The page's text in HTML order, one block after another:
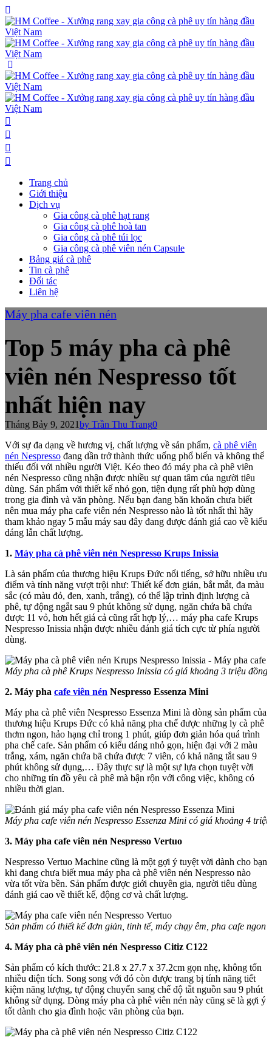
Trang chủ
Giới thiệu
Dịch vụ
Gia công cà phê hạt rang
Gia công cà phê hoà tan
Gia công cà phê túi lọc
Gia công cà phê viên nén Capsule
Bảng giá cà phê
Tin cà phê
Đối tác
Liên hệ
Máy pha cafe viên nén
Top 5 máy pha cà phê
viên nén Nespresso tốt
nhất hiện nay
Tháng Bảy 9, 2021by Trần Thu Trang0
Với sự đa dạng về hương vị, chất lượng về sản phẩm, cà phê viên
nén Nespresso đang dần trở thành thức uống phổ biến và không thể
thiếu đối với nhiều người Việt. Kéo theo đó máy pha cà phê viên
nén Nespresso cũng nhận được nhiều sự quan tâm của người tiêu
dùng. Sản phẩm với thiết kế nhỏ gọn, tiện dụng rất phù hợp dùng
trong gia đình và văn phòng. Nếu bạn đang băn khoăn chưa biết
nên mua máy pha cafe viên nén Nespresso nào là tốt nhất thì hãy
tham khảo ngay 5 mẫu máy sau đây đang được đánh giá cao về kiểu
dáng lẫn chất lượng.
1. Máy pha cà phê viên nén Nespresso Krups Inissia
Là sản phẩm của thương hiệu Krups Đức nổi tiếng, sở hữu nhiều ưu
điểm và tính năng vượt trội như: Thiết kế đơn giản, bắt mắt, đa màu
sắc (có màu đỏ, đen, xanh, trắng), có thể lập trình định lượng cà
phê, tự động ngắt sau 9 phút không sử dụng, ngăn chứa bã chứa
được 11 vỏ, hơn hết giá cả cũng rất hợp lý,… máy pha cafe Krups
Nespresso Inissia nhận được nhiều đánh giá tích cực từ phía người
dùng.
Máy pha cà phê Krups Nespresso Inissia có giá khoảng 3 triệu đồng
2. Máy pha cafe viên nén Nespresso Essenza Mini
Máy pha cà phê viên Nespresso Essenza Mini là dòng sản phẩm của
thương hiệu Krups Đức có khả năng pha chế được những ly cà phê
thơm ngon, hảo hạng chỉ trong 1 phút, giúp đơn giản hóa quá trình
pha chế cafe. Sản phẩm có kiểu dáng nhỏ gọn, hiện đại với 2 màu
trắng, xám, ngăn chứa bã chứa được 7 viên, có khả năng tắt sau 9
phút không sử dụng,… Đây thực sự là một sự lựa chọn tuyệt vời
cho những tín đồ yêu cà phê mà bận rộn với công việc, không có
nhiều thời gian.
Máy pha cafe viên nén Nespresso Essenza Mini có giá khoảng 4
3. Máy pha cafe viên nén Nespresso Vertuo
Nespresso Vertuo Machine cũng là một gợi ý tuyệt vời dành cho bạn
khi đang chưa biết mua máy pha cà phê viên nén Nespresso nào
vừa tốt vừa bền. Sản phẩm được giới chuyên gia, người tiêu dùng
đánh giá cao về thiết kế, động cơ và chất lượng.
Sản phẩm có thiết kế đơn giản, tinh tế, máy chạy êm, pha cafe ngon
4. Máy pha cà phê viên nén Nespresso Citiz C122
Sản phẩm có kích thước: 21.8 x 27.7 x 37.2cm gọn nhẹ, không tốn
nhiều diện tích. Song song với đó còn được trang bị tính năng tiết
kiệm năng lượng, tự động chuyển sang chế độ tắt nguồn sau 9 phút
không sử dụng. Dòng máy pha cà phê viên nén này cũng sẽ là gợi ý
tốt dành cho gia đình hoặc văn phòng của bạn.